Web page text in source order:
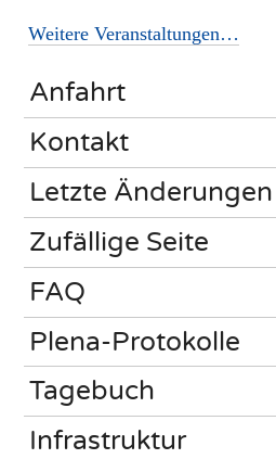
Weitere Veranstaltungen…
Anfahrt
Kontakt
Letzte Änderungen
Zufällige Seite
FAQ
Plena-Protokolle
Tagebuch
Infrastruktur